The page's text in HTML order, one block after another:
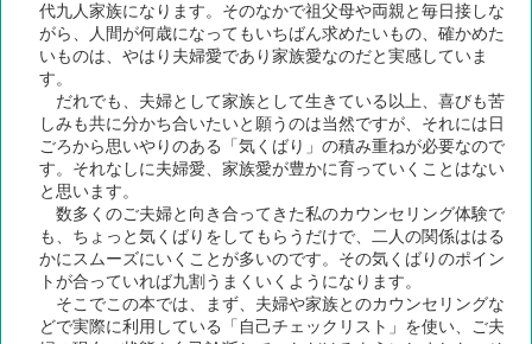
代九人家族になります。そのなかで祖父母や両親と毎日接しな
がら、人間が何歳になってもいちばん求めたいもの、確かめた
いものは、やはり夫婦愛であり家族愛なのだと実感していま
す。
だれでも、夫婦として家族として生きている以上、喜びも苦
しみも共に分かち合いたいと願うのは当然ですが、それには日
ごろから思いやりのある「気くばり」の積み重ねが必要なので
す。それなしに夫婦愛、家族愛が豊かに育っていくことはない
と思います。
数多くのご夫婦と向き合ってきた私のカウンセリング体験で
も、ちょっと気くばりをしてもらうだけで、二人の関係ははる
かにスムーズにいくことが多いのです。その気くばりのポイン
トが合っていれば九割うまくいくようになります。
そこでこの本では、まず、夫婦や家族とのカウンセリングな
どで実際に利用している「自己チェックリスト」を使い、ご夫